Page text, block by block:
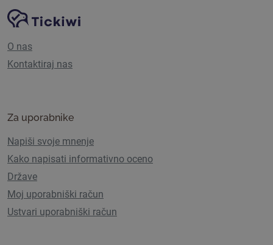
Navigacija spletnega mesta
Platforma Tickiwi
O nas
Kontaktiraj nas
Za uporabnike
Napiši svoje mnenje
Kako napisati informativno oceno
Države
Moj uporabniški račun
Ustvari uporabniški račun